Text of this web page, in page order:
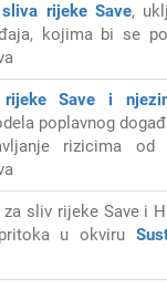
sliva rijeke Save,
kojima bi se
rijeke Save i njezi
poplavnog
rizicima
za sliv rijeke Save i
u okviru